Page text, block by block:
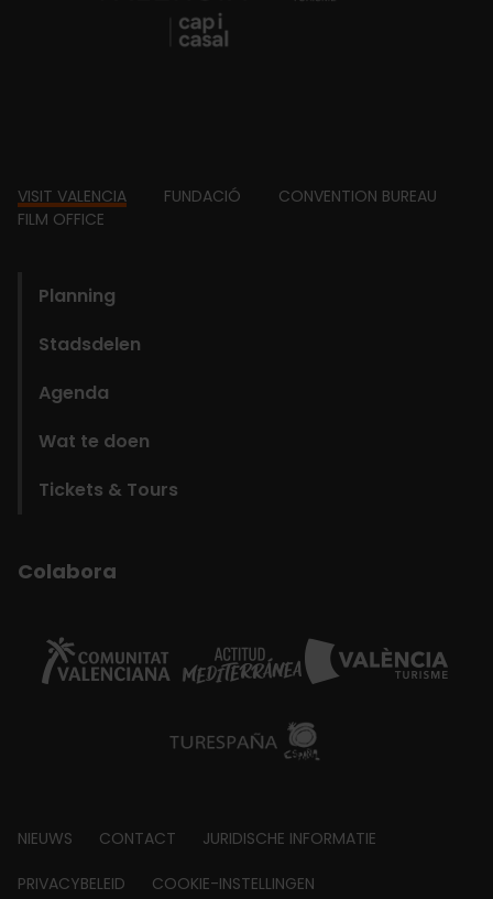
Footer
VISIT VALENCIA FUNDACIÓ
CONVENTION BUREAU
FILM OFFICE
Planning
Stadsdelen
Agenda
Wat te doen
Tickets & Tours
Colabora
Footer
NIEUWS CONTACT JURIDISCHE INFORMATIE
PRIVACYBELEID COOKIE-INSTELLINGEN